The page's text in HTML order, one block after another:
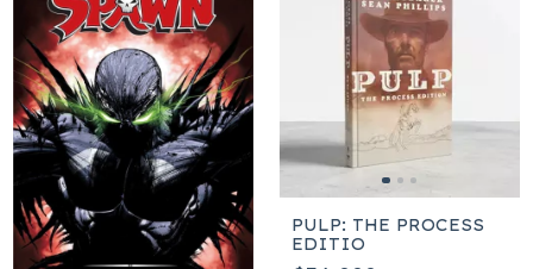
PULP: THE PROCESS
EDITIO